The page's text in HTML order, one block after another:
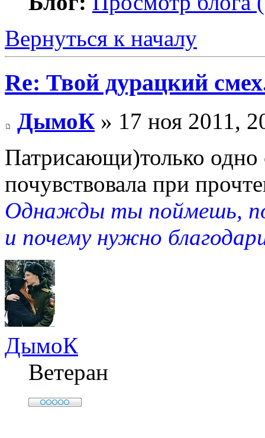
Вернуться к началу
Re: Твой дурацкий
ДымоК » 17 ноя 2011,
Патрисающи)только одно
почувствовала при
Однажды ты поймешь,
и почему нужно
ДымоК
Ветеран